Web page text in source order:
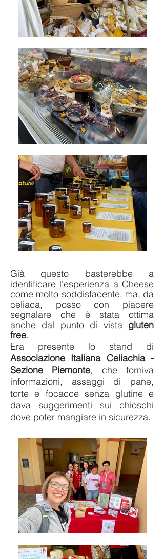
Già questo basterebbe a
identificare l'esperienza a Cheese
come molto soddisfacente, ma, da
celiaca, posso con piacere
segnalare che è stata ottima
anche dal punto di vista gluten
free.
Era presente lo stand di
Associazione Italiana Celiachia -
Sezione Piemonte, che forniva
informazioni, assaggi di pane,
torte e focacce senza glutine e
dava suggerimenti sui chioschi
dove poter mangiare in sicurezza.